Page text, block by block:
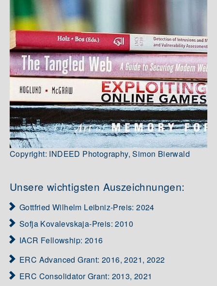
Copyright: INDEED Photography, Simon Bierwald
Unsere wichtigsten Auszeichnungen:
Gottfried Wilhelm Leibniz-Preis: 2024
Sofja Kovalevskaja-Preis: 2010
IACR Fellowship: 2016
ERC Advanced Grant: 2016, 2021, 2022
ERC Consolidator Grant: 2013, 2021